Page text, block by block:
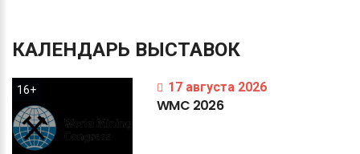
КАЛЕНДАРЬ ВЫСТАВОК
16+ 17 августа 2026
WMC 2026